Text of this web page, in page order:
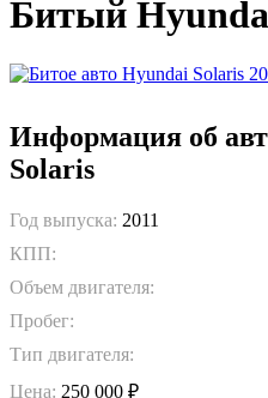
Битый
Информация об
Solaris
Год выпуска: 2011
КПП:
Объем двигателя:
Пробег:
Тип двигателя:
Цена: 250 000 ₽